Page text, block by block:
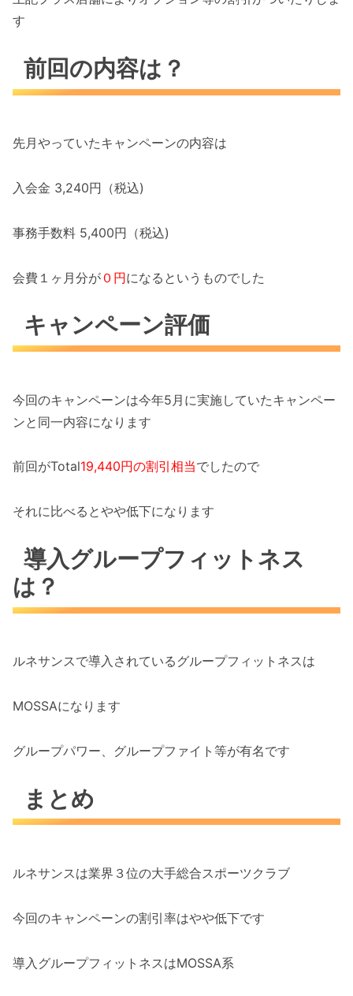
す
前回の内容は？
先月やっていたキャンペーンの内容は
入会金 3,240円（税込)
事務手数料 5,400円（税込)
会費１ヶ月分が０円になるというものでした
キャンペーン評価
今回のキャンペーンは今年5月に実施していたキャンペー
ンと同一内容になります
前回がTotal19,440円の割引相当でしたので
それに比べるとやや低下になります
導入グループフィットネス
は？
ルネサンスで導入されているグループフィットネスは
MOSSAになります
グループパワー、グループファイト等が有名です
まとめ
ルネサンスは業界３位の大手総合スポーツクラブ
今回のキャンペーンの割引率はやや低下です
導入グループフィットネスはMOSSA系